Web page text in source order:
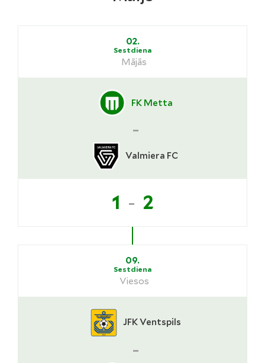
02.
Sestdiena
Mājās
FK Metta
-
Valmiera FC
1 - 2
09.
Sestdiena
Viesos
JFK Ventspils
-